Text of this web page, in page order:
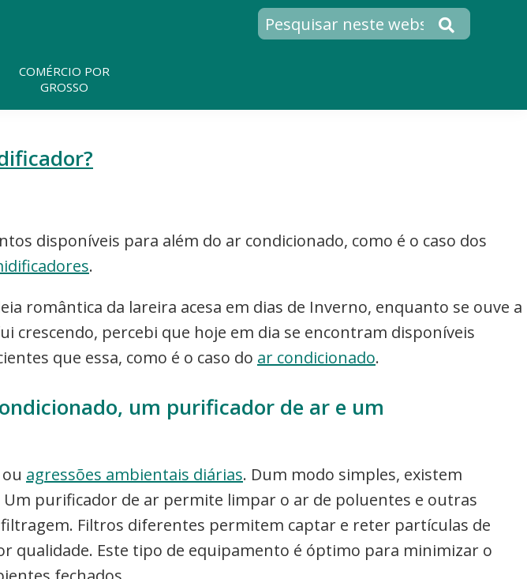
website
COMÉRCIO POR
GROSSO
disponíveis para além do ar condicionado, como é o caso dos
.
romântica da lareira acesa em dias de Inverno, enquanto se ouve a
crescendo, percebi que hoje em dia se encontram disponíveis
que essa, como é o caso do ar condicionado.
um purificador de ar e um
agressões ambientais diárias. Dum modo simples, existem
purificador de ar permite limpar o ar de poluentes e outras
Filtros diferentes permitem captar e reter partículas de
qualidade. Este tipo de equipamento é óptimo para minimizar o